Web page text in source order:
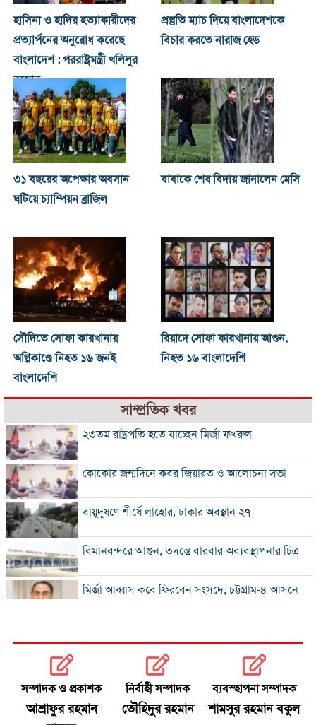
হাসিনা ও হা‌দির হত্যাকারীদের
প্রত্যার্পনের অনুরোধ করেছে
বাংলাদেশ : পররাষ্ট্রমন্ত্রী খ‌লিলুর
রহমা‌ন
প্রস্তুতি ম্যাচ দিয়ে বাংলাদেশকে
বিচার করতে নারাজ হেড
৩১ বছরের অপেক্ষার অবসান
ঘটিয়ে চ্যাম্পিয়ন ব্রাজিল
বাবাকে শেষ বিদায় জানালেন মেসি
সৌদিতে সোফা কারখানায়
অগ্নিকাণ্ডে নিহত ১৬ জনই
বাংলাদেশি
রিয়াদে সোফা কারখানায় আগুন,
নিহত ১৬ বাংলাদেশি
সাম্প্রতিক খবর
২৩তম রাষ্ট্রপতি হতে যাচ্ছেন মির্জা ফখরুল
কোকোর জন্মদিনে কবর জিয়ারত ও আলোচনা সভা
বায়ুদূষণে শীর্ষে লাহোর, ঢাকার অবস্থান ২৭
বিমানবন্দরে আগুন, তদন্তে বারবার অব্যবস্থাপনার চিত্র
মির্জা আব্বাস কবে ফিরবেন সংসদে, চট্টগ্রাম-৪ আসনে
হাসিনা ও হা‌দির হত্যাকারীদের প্রত্যার্পনের অনুরোধ
করেছে বাংলাদেশ : পররাষ্ট্রমন্ত্রী খ‌লিলুর রহমা‌ন
সম্পাদক ও প্রকাশক
আশ্রাফুর রহমান
নির্বাহী সম্পাদক
তৌহিদুর রহমান
ব্যবস্হাপনা সম্পাদক
শামসুর রহমান বকুল